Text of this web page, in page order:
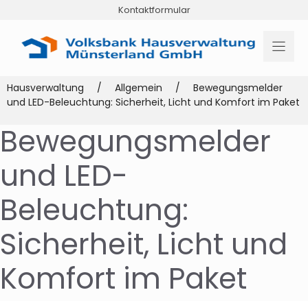
springen
Kontaktformular
Hausverwaltung / Allgemein /
Bewegungsmelder
und LED-Beleuchtung: Sicherheit, Licht und Komfort im Paket
Bewegungsmelder
und LED-
Beleuchtung:
Sicherheit, Licht und
Komfort im Paket